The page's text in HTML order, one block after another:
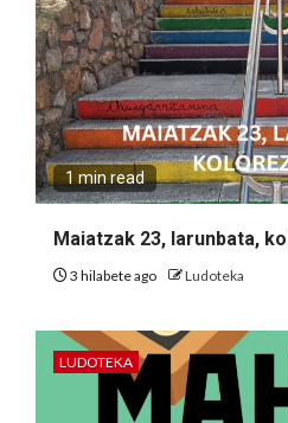
1 min read
Maiatzak 23, larunbata,
3 hilabete ago Ludoteka
LUDOTEKA